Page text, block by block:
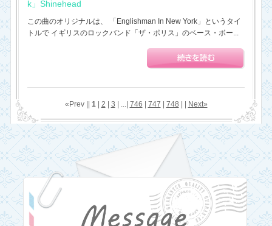
k」Shinehead
この曲のオリジナルは、 「Englishman In New York」というタイ
トルで イギリスのロックバンド「ザ・ポリス」のベース・ボー...
«Prev || 1| 2 3 | ...| 746 747 748 Next»